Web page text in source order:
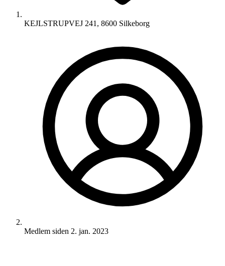
KEJLSTRUPVEJ 241, 8600 Silkeborg
Medlem siden 2. jan. 2023